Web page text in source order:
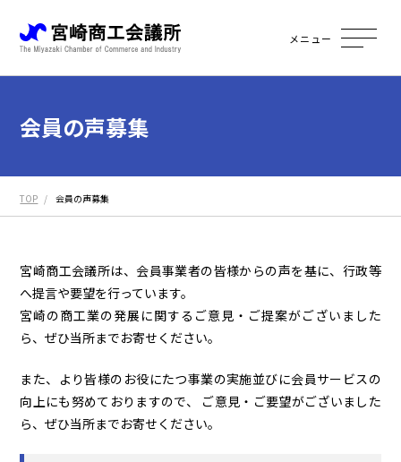
メニュー
会員の声募集
TOP 会員の声募集
宮崎商工会議所は、会員事業者の皆様からの声を基に、行政等
へ提言や要望を行っています。
宮崎の商工業の発展に関するご意見・ご提案がございました
ら、ぜひ当所までお寄せください。
また、より皆様のお役にたつ事業の実施並びに会員サービスの
向上にも努めておりますので、 ご意見・ご要望がございました
ら、ぜひ当所までお寄せください。